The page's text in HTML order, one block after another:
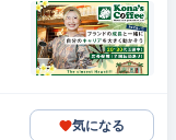
気になる